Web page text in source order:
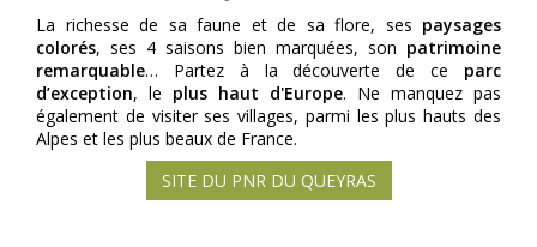
La richesse de sa faune et de sa flore, ses paysages
colorés, ses 4 saisons bien marquées, son patrimoine
remarquable… Partez à la découverte de ce parc
d’exception, le plus haut d'Europe. Ne manquez pas
également de visiter ses villages, parmi les plus hauts des
Alpes et les plus beaux de France.
SITE DU PNR DU QUEYRAS